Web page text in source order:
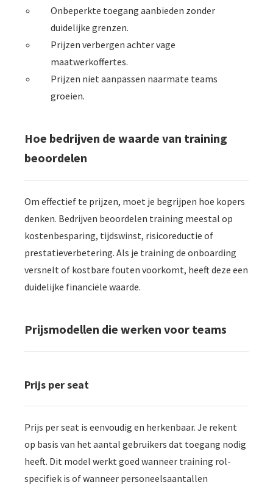
Onbeperkte toegang aanbieden zonder
duidelijke grenzen.
Prijzen verbergen achter vage
maatwerkoffertes.
Prijzen niet aanpassen naarmate teams
groeien.
Hoe bedrijven de waarde van training
beoordelen
Om effectief te prijzen, moet je begrijpen hoe kopers
denken. Bedrijven beoordelen training meestal op
kostenbesparing, tijdswinst, risicoreductie of
prestatieverbetering. Als je training de onboarding
versnelt of kostbare fouten voorkomt, heeft deze een
duidelijke financiële waarde.
Prijsmodellen die werken voor teams
Prijs per seat
Prijs per seat is eenvoudig en herkenbaar. Je rekent
op basis van het aantal gebruikers dat toegang nodig
heeft. Dit model werkt goed wanneer training rol-
specifiek is of wanneer personeelsaantallen